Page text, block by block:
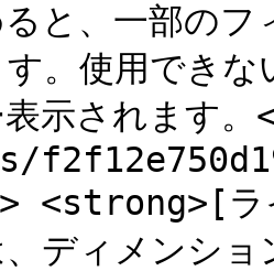
と、一部の
。使用でき
表示されま
ラ
ディメンシ